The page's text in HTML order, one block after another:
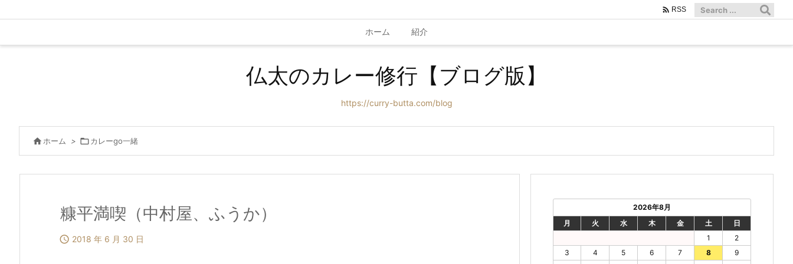
ホーム 紹介
 RSS
仏太のカレー修行【ブログ版】
https://curry-butta.com/blog
 ホーム >  カレーgo一緒
糠平満喫（中村屋、ふうか）
 2018 年 6 月 30 日
2026年8月
月
火 水 木 金 土
日
1
2
3
4 5 6 7 8
9